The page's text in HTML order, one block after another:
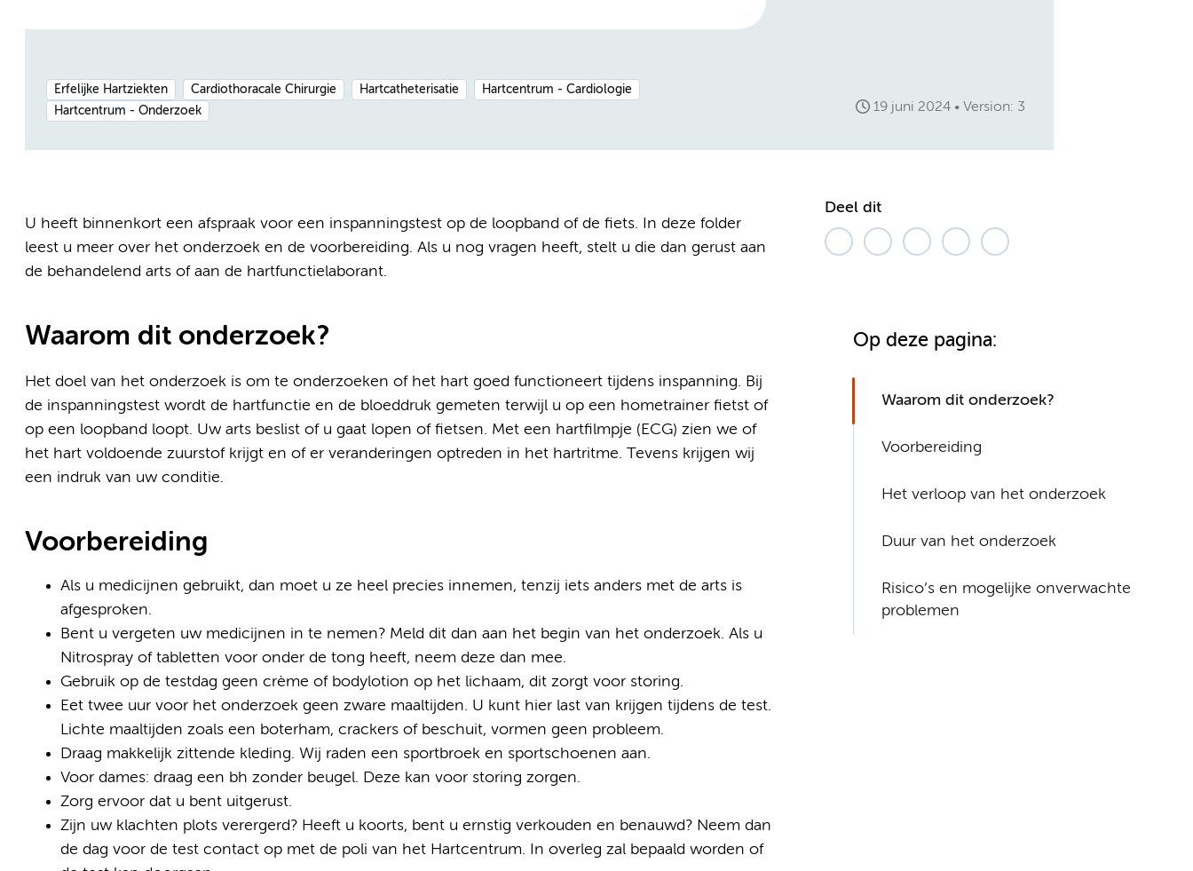
Erfelijke Hartziekten Cardiothoracale Chirurgie Hartcatheterisatie
Hartcentrum - Cardiologie
Hartcentrum - Onderzoek
19 juni 2024 Version: 3
U heeft binnenkort een afspraak voor een inspanningstest op de loopband of de fiets. In deze folder
leest u meer over het onderzoek en de voorbereiding. Als u nog vragen heeft, stelt u die dan gerust aan
de behandelend arts of aan de hartfunctielaborant.
Waarom dit onderzoek?
Het doel van het onderzoek is om te onderzoeken of het hart goed functioneert tijdens inspanning. Bij
de inspanningstest wordt de hartfunctie en de bloeddruk gemeten terwijl u op een hometrainer fietst of
op een loopband loopt. Uw arts beslist of u gaat lopen of fietsen. Met een hartfilmpje (ECG) zien we of
het hart voldoende zuurstof krijgt en of er veranderingen optreden in het hartritme. Tevens krijgen wij
een indruk van uw conditie.
Voorbereiding
Als u medicijnen gebruikt, dan moet u ze heel precies innemen, tenzij iets anders met de arts is
afgesproken.
Bent u vergeten uw medicijnen in te nemen? Meld dit dan aan het begin van het onderzoek. Als u
Nitrospray of tabletten voor onder de tong heeft, neem deze dan mee.
Gebruik op de testdag geen crème of bodylotion op het lichaam, dit zorgt voor storing.
Eet twee uur voor het onderzoek geen zware maaltijden. U kunt hier last van krijgen tijdens de test.
Lichte maaltijden zoals een boterham, crackers of beschuit, vormen geen probleem.
Draag makkelijk zittende kleding. Wij raden een sportbroek en sportschoenen aan.
Voor dames: draag een bh zonder beugel. Deze kan voor storing zorgen.
Zorg ervoor dat u bent uitgerust.
Zijn uw klachten plots verergerd? Heeft u koorts, bent u ernstig verkouden en benauwd? Neem dan
de dag voor de test contact op met de poli van het Hartcentrum. In overleg zal bepaald worden of
Deel dit
Op deze pagina:
Waarom dit onderzoek?
Voorbereiding
Het verloop van het onderzoek
Duur van het onderzoek
Risico’s en mogelijke onverwachte
problemen